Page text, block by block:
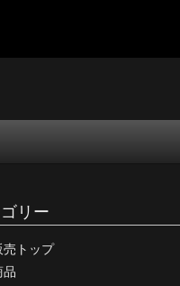
リー
売トップ
品